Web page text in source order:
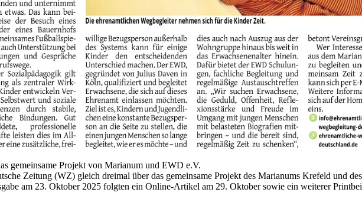
gemeinsame Projekt von Marianum und EWD e.V.
Zeitung (WZ) gleich dreimal über das gemeinsame Projekt des Marianums Krefeld und
am 23. Oktober 2025 folgten ein Online-Artikel am 29. Oktober sowie ein weiterer